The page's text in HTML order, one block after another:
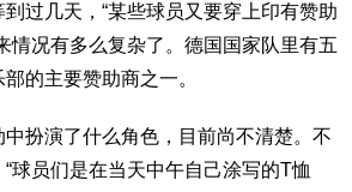
过几天，“某些球员又要穿上印有赞助
情况有多么复杂了。德国国家队里有五
的主要赞助商之一。
扮演了什么角色，目前尚不清楚。不
球员们是在当天中午自己涂写的T恤